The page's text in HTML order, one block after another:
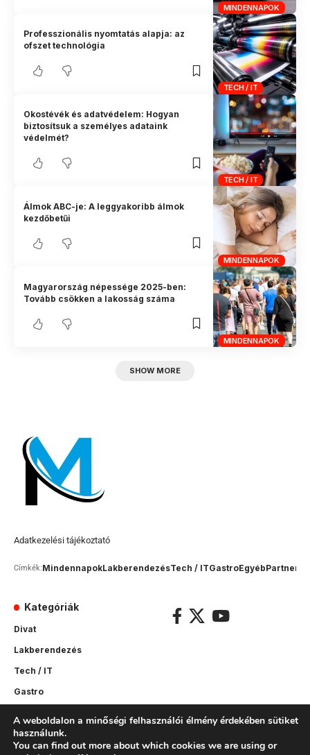
MINDENNAPOK
TECH / IT
Professzionális nyomtatás alapja: az
ofszet technológia
TECH / IT
Okostévék és adatvédelem: Hogyan
biztosítsuk a személyes adataink
védelmét?
MINDENNAPOK
Álmok ABC-je: A leggyakoribb álmok
kezdőbetűi
MINDENNAPOK
Magyarország népessége 2025-ben:
Tovább csökken a lakosság száma
SHOW MORE
Adatkezelési tájékoztató
Címkék:MindennapokLakberendezésTech / ITGastroEgyébPartner
Kategóriák
Divat
Lakberendezés
Tech / IT
Gastro
Mindennapok
A weboldalon a minőségi felhasználói élmény érdekében sütiket
használunk.
You can find out more about which cookies we are using or